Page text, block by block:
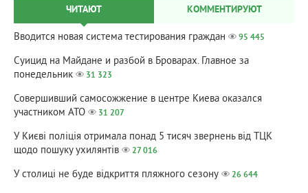
ЧИТАЮТ КОММЕНТИРУЮТ
Вводится новая система тестирования граждан 95 445
Суицид на Майдане и разбой в Броварах. Главное за
понедельник
31 323
Совершивший самосожжение в центре Киева оказался
участником АТО
31 207
У Києві поліція отримала понад 5 тисяч звернень від ТЦК
щодо пошуку ухилянтів
27 016
У столиці не буде відкриття пляжного сезону 26 644